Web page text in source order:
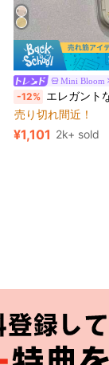
Mini Bloom
-12% エレガントな翼と星の折りたたみ式マグネットスタンド付きスマホケース、iPhone 17 Pro Max、16 Pro、15
#3 ベストセラー
売り切れ間近！
#3 ベストセラー
売り切れ間近！
#3 ベストセラー
売り切れ間近！
#3 ベストセラー
¥1,101 2k+ sold